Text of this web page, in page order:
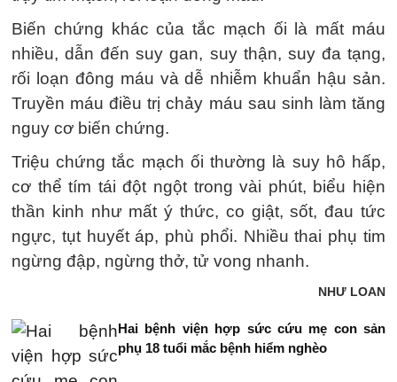
Biến chứng khác của tắc mạch ối là mất máu
nhiều, dẫn đến suy gan, suy thận, suy đa tạng,
rối loạn đông máu và dễ nhiễm khuẩn hậu sản.
Truyền máu điều trị chảy máu sau sinh làm tăng
nguy cơ biến chứng.
Triệu chứng tắc mạch ối thường là suy hô hấp,
cơ thể tím tái đột ngột trong vài phút, biểu hiện
thần kinh như mất ý thức, co giật, sốt, đau tức
ngực, tụt huyết áp, phù phổi. Nhiều thai phụ tim
ngừng đập, ngừng thở, tử vong nhanh.
NHƯ LOAN
Hai bệnh viện hợp sức cứu mẹ con sản
phụ 18 tuổi mắc bệnh hiểm nghèo